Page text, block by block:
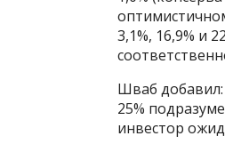
3,1%, 16,9% и
Шваб
25%
инвестор